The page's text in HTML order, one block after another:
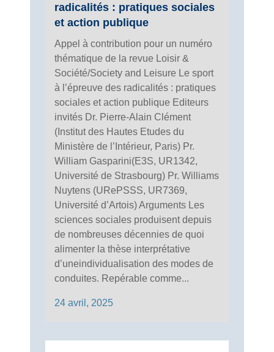
radicalités : pratiques sociales
et action publique
Appel à contribution pour un numéro
thématique de la revue Loisir &
Société/Society and Leisure Le sport
à l’épreuve des radicalités : pratiques
sociales et action publique Editeurs
invités Dr. Pierre-Alain Clément
(Institut des Hautes Etudes du
Ministère de l’Intérieur, Paris) Pr.
William Gasparini(E3S, UR1342,
Université de Strasbourg) Pr. Williams
Nuytens (URePSSS, UR7369,
Université d’Artois) Arguments Les
sciences sociales produisent depuis
de nombreuses décennies de quoi
alimenter la thèse interprétative
d’uneindividualisation des modes de
conduites. Repérable comme...
24 avril, 2025